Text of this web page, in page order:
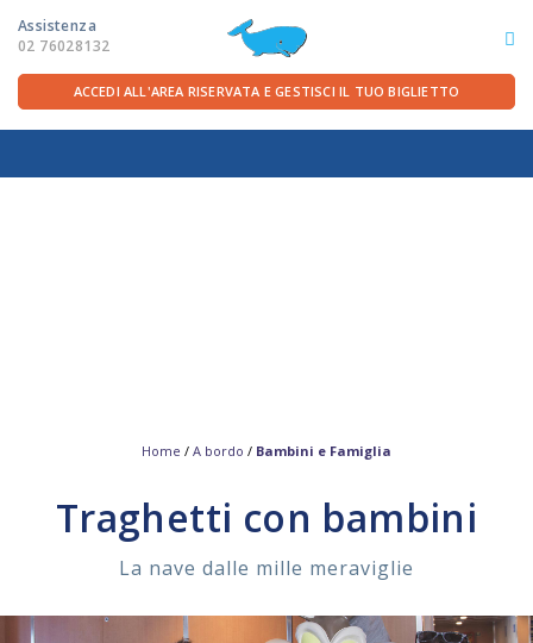
Assistenza
02 76028132
ITA FRA DEU ENG
SERVIZI A BORDO
LA COMPAGNIA
ASSISTENZA
ACCEDI ALL'AREA RISERVATA E GESTISCI IL TUO BIGLIETTO
Home / A bordo / Bambini e Famiglia
Traghetti con bambini
La nave dalle mille meraviglie